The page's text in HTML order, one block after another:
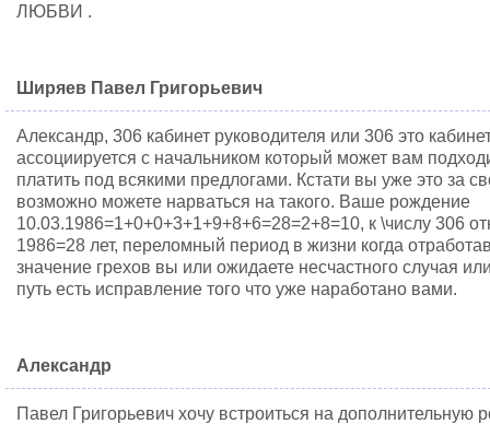
ЛЮБВИ .
Ширяев Павел Григорьевич
Александр, 306 кабинет руководителя или 306 это
ассоциируется с начальником который может вам
платить под всякими предлогами. Кстати вы уже это за
возможно можете нарваться на такого. Ваше рождение
10.03.1986=1+0+0+3+1+9+8+6=28=2+8=10, к \числу 306
1986=28 лет, переломный период в жизни когда
значение грехов вы или ожидаете несчастного случая
путь есть исправление того что уже наработано вами.
Александр
Павел Григорьевич хочу встроиться на дополнительную